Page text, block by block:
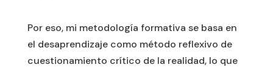
Por eso, mi metodología formativa se basa en
el desaprendizaje como método reflexivo de
cuestionamiento crítico de la realidad, lo que